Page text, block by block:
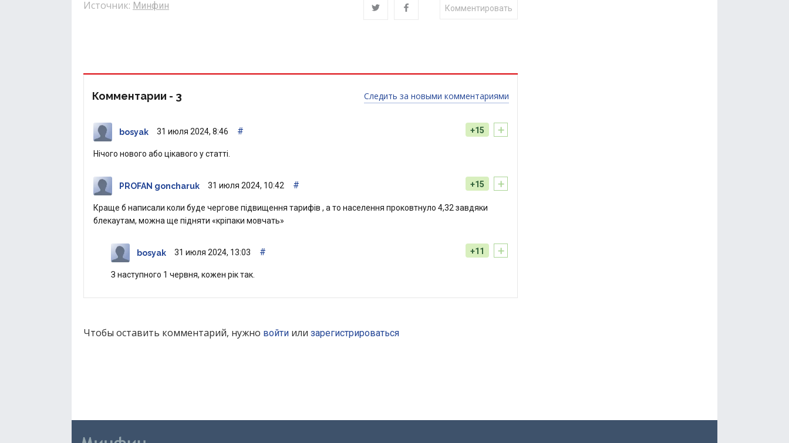
Источник: Минфин Комментировать
Следить за новыми комментариями
Комментарии - 3
+
+15
bosyak 31 июля 2024, 8:46 #
Нічого нового або цікавого у статті.
+
+15
PROFAN goncharuk 31 июля 2024, 10:42 #
Краще б написали коли буде чергове підвищення тарифів , а то населення проковтнуло 4,32 завдяки
блекаутам, можна ще підняти «кріпаки мовчать»
+
+11
bosyak 31 июля 2024, 13:03 #
З наступного 1 червня, кожен рік так.
Чтобы оставить комментарий, нужно войти или зарегистрироваться